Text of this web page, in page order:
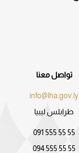
تواصل معنا
info@lha.gov.ly
طرابلس ليبيا
091 555 55 55
094 555 55 55